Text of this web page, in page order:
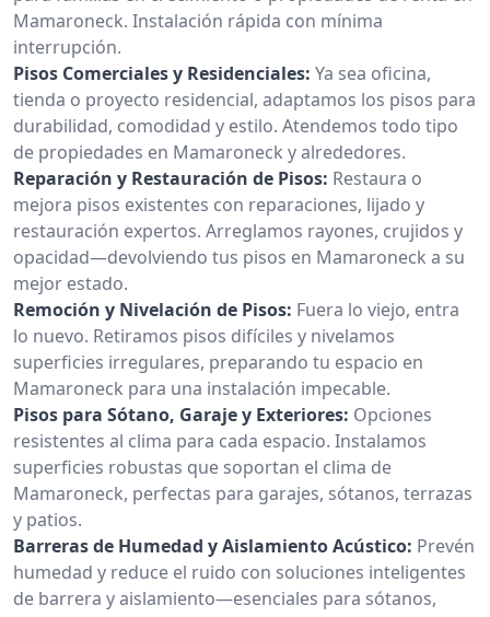
Mamaroneck. Instalación rápida con mínima
interrupción.
Pisos Comerciales y Residenciales: Ya sea oficina,
tienda o proyecto residencial, adaptamos los pisos para
durabilidad, comodidad y estilo. Atendemos todo tipo
de propiedades en Mamaroneck y alrededores.
Reparación y Restauración de Pisos: Restaura o
mejora pisos existentes con reparaciones, lijado y
restauración expertos. Arreglamos rayones, crujidos y
opacidad—devolviendo tus pisos en Mamaroneck a su
mejor estado.
Remoción y Nivelación de Pisos: Fuera lo viejo, entra
lo nuevo. Retiramos pisos difíciles y nivelamos
superficies irregulares, preparando tu espacio en
Mamaroneck para una instalación impecable.
Pisos para Sótano, Garaje y Exteriores: Opciones
resistentes al clima para cada espacio. Instalamos
superficies robustas que soportan el clima de
Mamaroneck, perfectas para garajes, sótanos, terrazas
y patios.
Barreras de Humedad y Aislamiento Acústico: Prevén
humedad y reduce el ruido con soluciones inteligentes
de barrera y aislamiento—esenciales para sótanos,